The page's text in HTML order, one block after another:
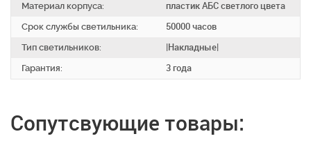
Материал корпуса:
пластик АБС светлого цвета
Срок службы светильника:
50000 часов
Тип светильников:
|Накладные|
Гарантия:
3 года
Сопутсвующие товары: